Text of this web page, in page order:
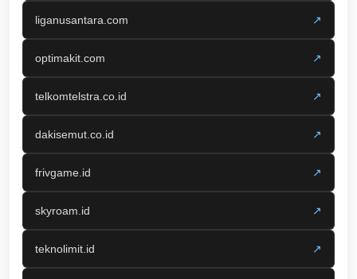
liganusantara.com ↗
optimakit.com ↗
telkomtelstra.co.id ↗
dakisemut.co.id ↗
frivgame.id ↗
skyroam.id ↗
teknolimit.id ↗